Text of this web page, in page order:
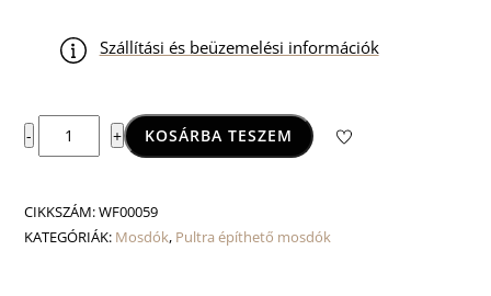
Szállítási és beüzemelési információk
-
Rose
Black
mennyiség
+ KOSÁRBA TESZEM
CIKKSZÁM:WF00059
KATEGÓRIÁK: Mosdók, Pultra építhető mosdók